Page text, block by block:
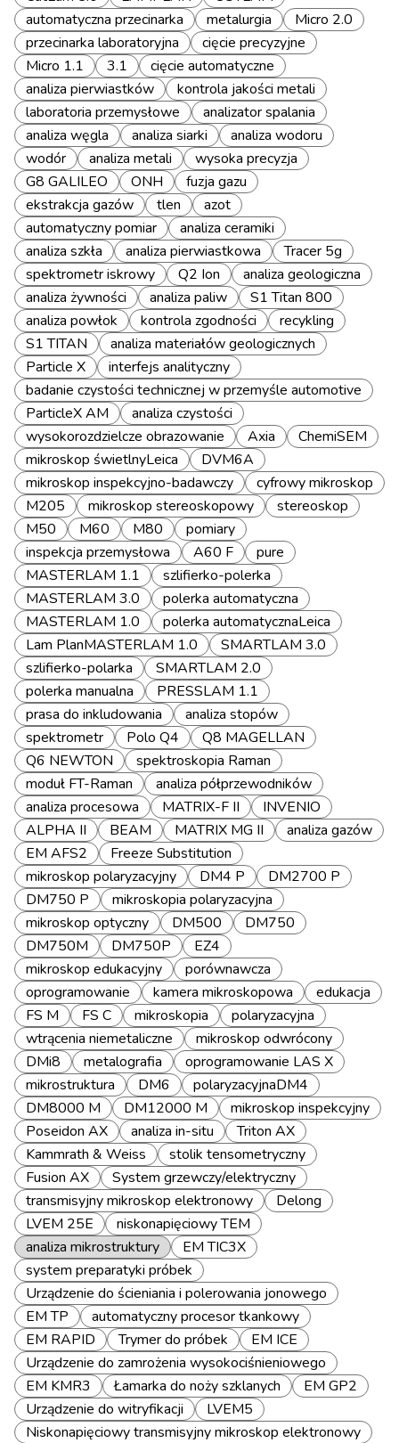
automatyczna przecinarka
metalurgia
Micro 2.0
przecinarka laboratoryjna
cięcie precyzyjne
Micro 1.1
3.1
cięcie automatyczne
analiza pierwiastków
kontrola jakości metali
laboratoria przemysłowe
analizator spalania
analiza węgla
analiza siarki
analiza wodoru
wodór
analiza metali
wysoka precyzja
G8 GALILEO
ONH
fuzja gazu
ekstrakcja gazów
tlen
azot
automatyczny pomiar
analiza ceramiki
analiza szkła
analiza pierwiastkowa
Tracer 5g
spektrometr iskrowy
Q2 Ion
analiza geologiczna
analiza żywności
analiza paliw
S1 Titan 800
analiza powłok
kontrola zgodności
recykling
S1 TITAN
analiza materiałów geologicznych
Particle X
interfejs analityczny
badanie czystości technicznej w przemyśle automotive
ParticleX AM
analiza czystości
wysokorozdzielcze obrazowanie
Axia
ChemiSEM
mikroskop świetlnyLeica
DVM6A
mikroskop inspekcyjno-badawczy
cyfrowy mikroskop
M205
mikroskop stereoskopowy
stereoskop
M50
M60 M80
pomiary
inspekcja przemysłowa
A60 F
pure
MASTERLAM 1.1
szlifierko-polerka
MASTERLAM 3.0
polerka automatyczna
MASTERLAM 1.0
polerka automatycznaLeica
Lam PlanMASTERLAM 1.0
SMARTLAM 3.0
szlifierko-polarka
SMARTLAM 2.0
polerka manualna
PRESSLAM 1.1
prasa do inkludowania
analiza stopów
spektrometr
Polo Q4
Q8 MAGELLAN
Q6 NEWTON
spektroskopia Raman
moduł FT-Raman
analiza półprzewodników
analiza procesowa
MATRIX-F II
INVENIO
ALPHA II
BEAM MATRIX MG II
analiza gazów
EM AFS2
Freeze Substitution
mikroskop polaryzacyjny
DM4 P
DM2700 P
DM750 P
mikroskopia polaryzacyjna
mikroskop optyczny
DM500
DM750
DM750M
DM750P
EZ4
mikroskop edukacyjny
porównawcza
oprogramowanie
kamera mikroskopowa
edukacja
FS M
FS C mikroskopia
polaryzacyjna
wtrącenia niemetaliczne
mikroskop odwrócony
DMi8
metalografia
oprogramowanie LAS X
mikrostruktura
DM6
polaryzacyjnaDM4
DM8000 M
DM12000 M
mikroskop inspekcyjny
Poseidon AX
analiza in-situ
Triton AX
Kammrath & Weiss
stolik tensometryczny
Fusion AX
System grzewczy/elektryczny
transmisyjny mikroskop elektronowy
Delong
LVEM 25E
niskonapięciowy TEM
analiza mikrostruktury
EM TIC3X
system preparatyki próbek
Urządzenie do ścieniania i polerowania jonowego
EM TP
automatyczny procesor tkankowy
EM RAPID
Trymer do próbek
EM ICE
Urządzenie do zamrożenia wysokociśnieniowego
EM KMR3
Łamarka do noży szklanych
EM GP2
Urządzenie do witryfikacji
LVEM5
Niskonapięciowy transmisyjny mikroskop elektronowy